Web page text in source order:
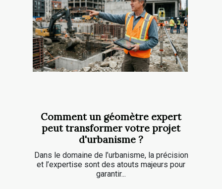
Comment un géomètre expert
peut transformer votre projet
d'urbanisme ?
Dans le domaine de l’urbanisme, la précision
et l’expertise sont des atouts majeurs pour
garantir...